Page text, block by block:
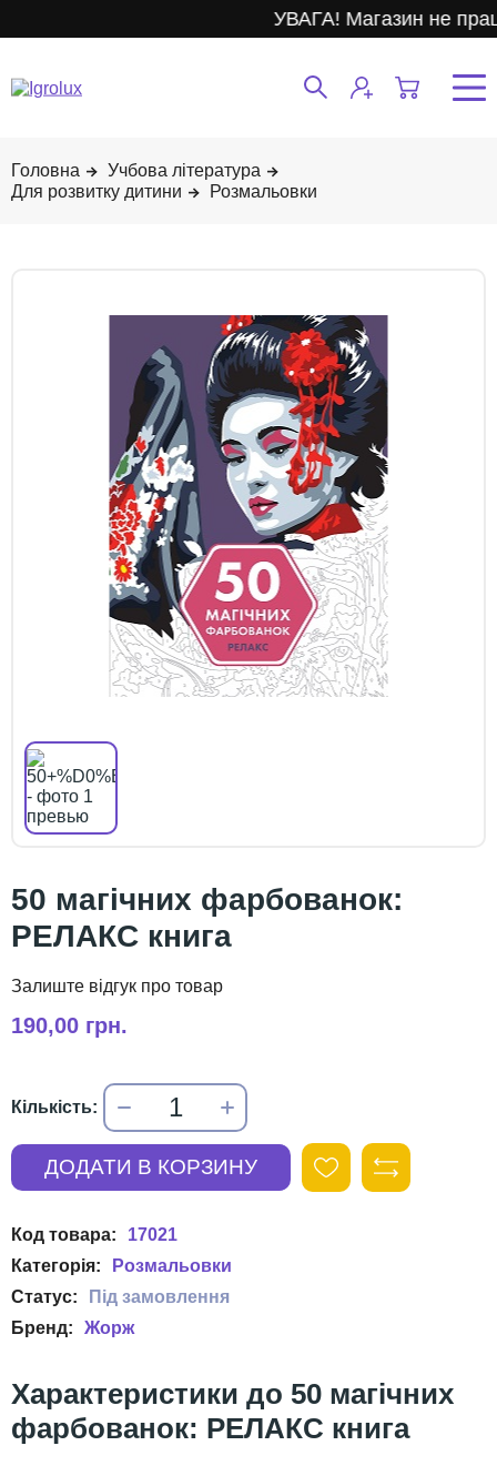
УВАГА! Магазин не
Учбова література
Для розвитку дитини
Розмальовки
50 магічних фарбованок:
РЕЛАКС книга
190,00 грн.
17021
Розмальовки
Жорж
50 магічних
фарбованок: РЕЛАКС книга